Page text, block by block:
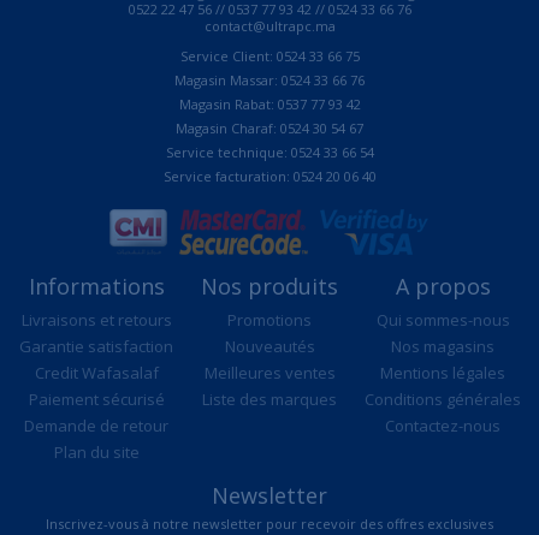
0522 22 47 56 // 0537 77 93 42 // 0524 33 66 76
contact@ultrapc.ma
Service Client: 0524 33 66 75
Magasin Massar: 0524 33 66 76
Magasin Rabat: 0537 77 93 42
Magasin Charaf: 0524 30 54 67
Service technique: 0524 33 66 54
Service facturation: 0524 20 06 40
Informations
Livraisons et retours
Garantie satisfaction
Credit Wafasalaf
Paiement sécurisé
Demande de retour
Plan du site
Nos produits
Promotions
Nouveautés
Meilleures ventes
Liste des marques
A propos
Qui sommes-nous
Nos magasins
Mentions légales
Conditions générales
Contactez-nous
Newsletter
Inscrivez-vous à notre newsletter pour recevoir des offres exclusives